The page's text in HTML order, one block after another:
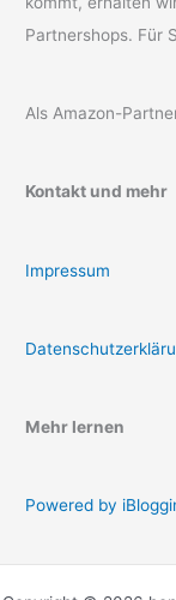
Partnershops. Für
Als Amazon-
Kontakt und mehr
Impressum
Mehr lernen
Powered by